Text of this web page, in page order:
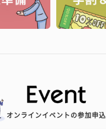
オンラインイベントの参加申込